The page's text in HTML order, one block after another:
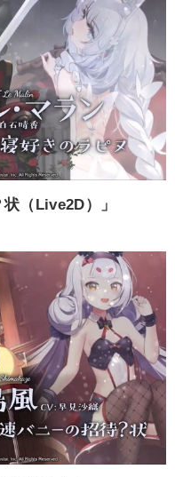
（Live2D）」